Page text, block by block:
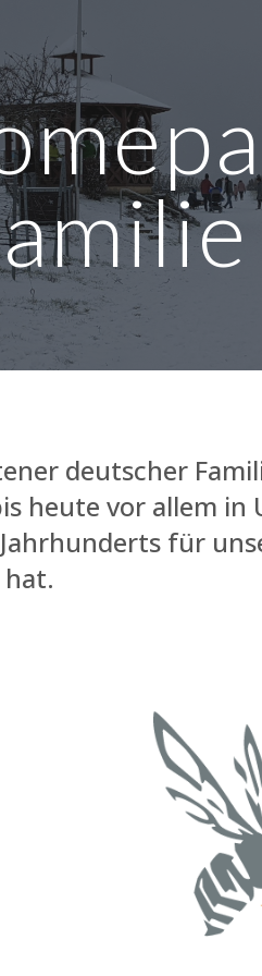
main content
deutscher
heute vor allem in
für